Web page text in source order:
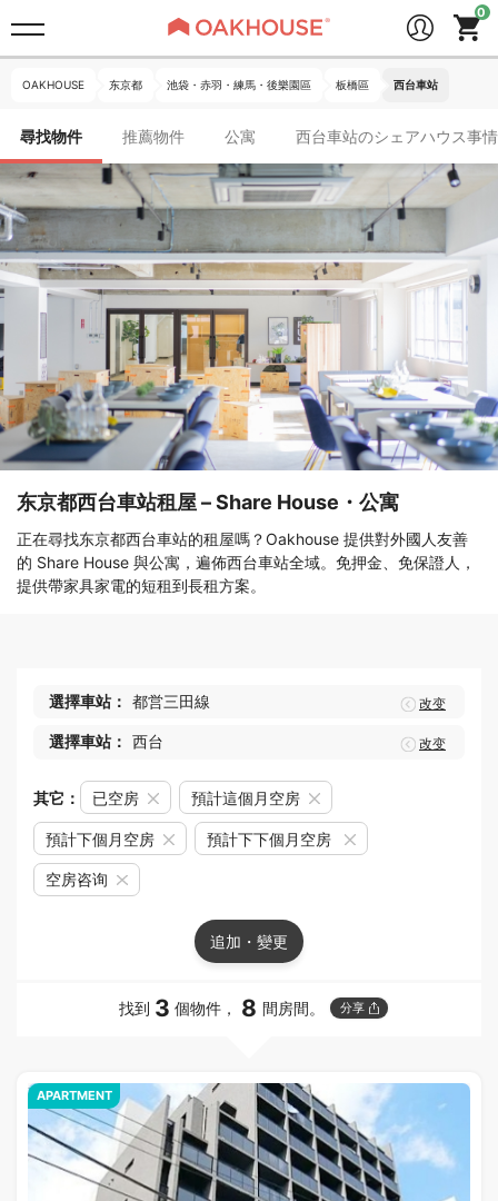
OAKHOUSE 东京都 池袋・赤羽・練馬・後樂園區 板橋區 西台車站
尋找物件 推薦物件 公寓 西台車站のシェアハウス事
东京都西台車站租屋 – Share House・公寓
正在尋找东京都西台車站的租屋嗎？Oakhouse 提供對外國人友善
的 Share House 與公寓，遍佈西台車站全域。免押金、免保證人，
提供帶家具家電的短租到長租方案。
選擇車站： 都営三田線 改变
選擇車站： 西台 改变
其它： 已空房 預計這個月空房
預計下個月空房 預計下下個月空房
空房咨询
追加・變更
找到 3 個物件， 8 間房間。 分享
APARTMENT